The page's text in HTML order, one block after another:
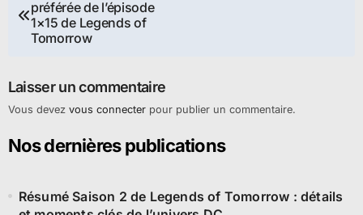
de
l’article
préférée de l’épisode
1×15 de Legends of
Tomorrow
Laisser un commentaire
Vous devez vous connecterpour publier un commentaire.
Nos dernières publications
Résumé Saison 2 de Legends of Tomorrow : détails